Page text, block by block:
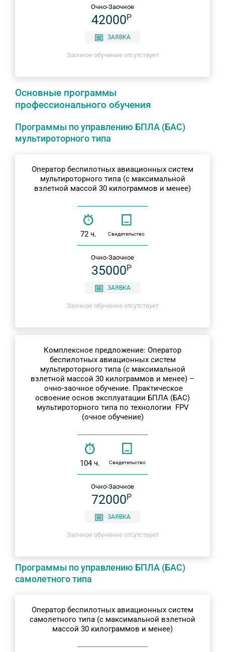
Очно-Заочное
42000P
ЗАЯВКА
Заочное обучение отсутствует
Основные программы
профессионального обучения
Программы по управлению БПЛА (БАС)
мультироторного типа
Оператор беспилотных авиационных систем
мультироторного типа (с максимальной
взлетной массой 30 килограммов и менее)
72 ч. Свидетельство
Очно-Заочное
35000P
ЗАЯВКА
Заочное обучение отсутствует
Комплексное предложение: Оператор
беспилотных авиационных систем
мультироторного типа (с максимальной
взлетной массой 30 килограммов и менее) –
очно-заочное обучение. Практическое
освоение основ эксплуатации БПЛА (БАС)
мультироторного типа по технологии FPV
(очное обучение)
104 ч. Свидетельство
Очно-Заочное
72000P
ЗАЯВКА
Заочное обучение отсутствует
Программы по управлению БПЛА (БАС)
самолетного типа
Оператор беспилотных авиационных систем
самолетного типа (с максимальной взлетной
массой 30 килограммов и менее)